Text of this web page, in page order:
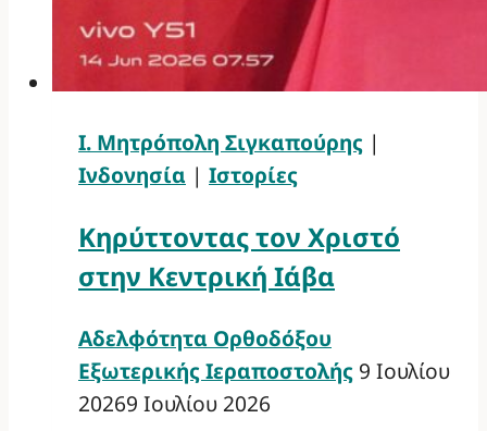
Ι. Μητρόπολη Σιγκαπούρης |
Ινδονησία | Ιστορίες
Κηρύττοντας τον Χριστό
στην Κεντρική Ιάβα
Αδελφότητα Ορθοδόξου
Εξωτερικής Ιεραποστολής 9 Ιουλίου
20269 Ιουλίου 2026